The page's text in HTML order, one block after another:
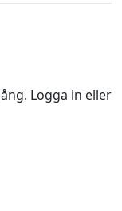
Logga in eller